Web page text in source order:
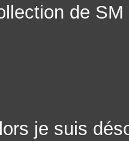
de SM
je suis